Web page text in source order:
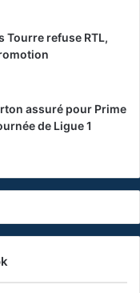
Tourre refuse RTL,
assuré pour Prime
de Ligue 1